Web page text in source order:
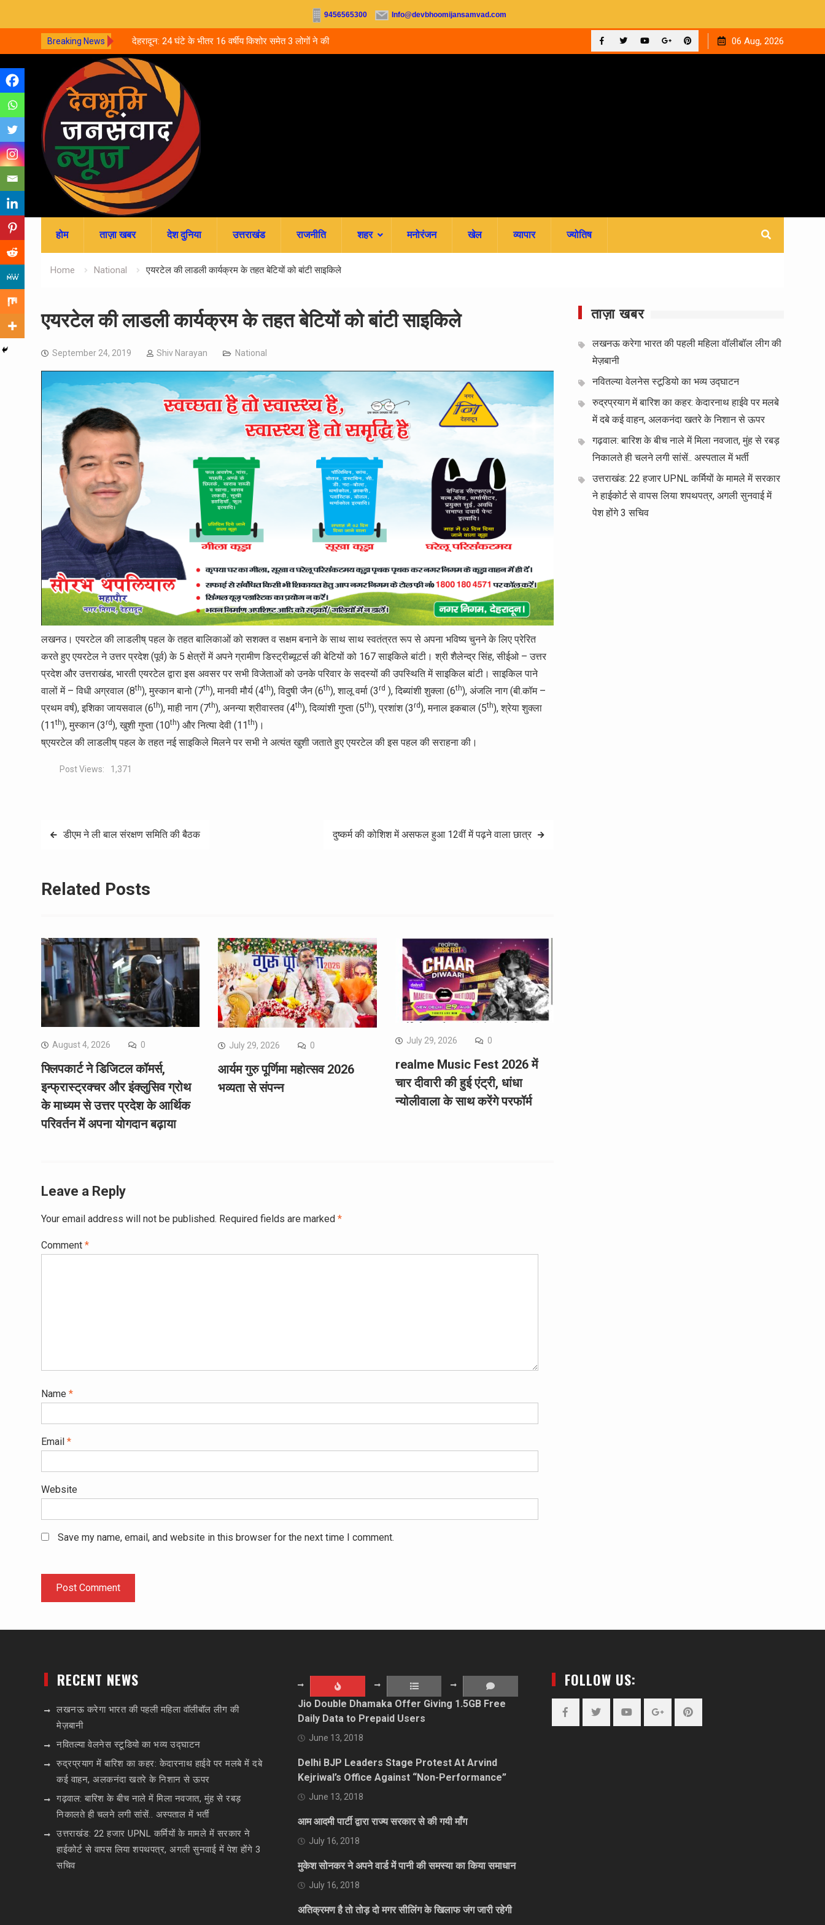
9456565300 Info@devbhoomijansamvad.com
Breaking News
केदार मंदिर, नवरात्र की पहली
खोज
देहरादून: 24 घंटे के भीतर 16 वर्षीय किशोर समेत 3 लोगों ने की
आत्महत्या, पुलिस जांच में जुटी
स्थायीकरण, 3500 शिक्षकों की पदोन्नति अटकी
12 सितंबर को देहरादून के न्यायालयों में लगेगी राष्ट्रीय लोक अदालत,
आपसी सहमति से होगा मुकदमों का निस्तारण
06 Aug, 2026
to
content
होम ताज़ा खबर देश दुनिया उत्तराखंड राजनीति शहर मनोरंजन खेल व्यापार ज्योतिष
Home National एयरटेल की लाडली कार्यक्रम के तहत बेटियों को बांटी साइकिले
एयरटेल की लाडली कार्यक्रम के तहत बेटियों को बांटी साइकिले
September 24, 2019 Shiv Narayan National
लखनउ। एयरटेल की लाडलीष् पहल के तहत बालिकाओं को सशक्त व सक्षम बनाने के साथ साथ स्वतंत्रत रूप से अपना भविष्य चुनने के लिए प्रेरित
करते हुए एयरटेल ने उत्तर प्रदेश (पूर्व) के 5 क्षेत्रों में अपने ग्रामीण डिस्ट्रीब्यूटर्स की बेटियों को 167 साइकिले बांटी। श्री शैलेन्द्र सिंह, सीईओ – उत्तर
प्रदेश और उत्तराखंड, भारती एयरटेल द्वारा इस अवसर पर सभी विजेताओं को उनके परिवार के सदस्यों की उपस्थिति में साइकिल बांटी। साइकिल पाने
वालों में – विधी अग्रवाल (8th), मुस्कान बानो (7th), मानवी मौर्य (4th), विदुषी जैन (6th), शालू वर्मा (3rd ), दिब्यांशी शुक्ला (6th), अंजलि नाग (बी.कॉम –
प्रथम वर्ष), इशिका जायसवाल (6th), माही नाग (7th), अनन्या श्रीवास्तव (4th), दिव्यांशी गुप्ता (5th), प्रशांश (3rd), मनाल इकबाल (5th), श्रेया शुक्ला
(11 th), मुस्कान (3rd), खुशी गुप्ता (10th) और नित्या देवी (11 th)।
ष्एयरटेल की लाडलीष् पहल के तहत नई साइकिले मिलने पर सभी ने अत्यंत खुशी जताते हुए एयरटेल की इस पहल की सराहना की।
Post Views: 1,371
Postडीएम ने ली बाल संरक्षण समिति की बैठक दुष्‍कर्म की कोशिश में असफल हुआ 12वीं में पढ़ने वाला छात्र
Related Posts
August 4, 2026 0
फ्लिपकार्ट ने डिजिटल कॉमर्स,
इन्फ्रास्ट्रक्चर और इंक्लुसिव ग्रोथ
के माध्यम से उत्तर प्रदेश के आर्थिक
परिवर्तन में अपना योगदान बढ़ाया
July 29, 2026 0
आर्यम गुरु पूर्णिमा महोत्सव 2026
भव्यता से संपन्न
July 29, 2026 0
realme Music Fest 2026 में
चार दीवारी की हुई एंट्री, धांधा
न्योलीवाला के साथ करेंगे परफॉर्म
Leave a Reply
Your email address will not be published. Required fields are marked *
Comment *
Name *
Email *
Website
Save my name, email, and website in this browser for the next time I comment.
ताज़ा खबर
लखनऊ करेगा भारत की पहली महिला वॉलीबॉल लीग की
मेज़बानी
नवितल्या वेलनेस स्टूडियो का भव्य उद्घाटन
रुद्रप्रयाग में बारिश का कहर: केदारनाथ हाईवे पर मलबे
में दबे कई वाहन, अलकनंदा खतरे के निशान से ऊपर
गढ़वाल: बारिश के बीच नाले में मिला नवजात, मुंह से रबड़
निकालते ही चलने लगी सांसें.. अस्पताल में भर्ती
उत्तराखंड: 22 हजार UPNL कर्मियों के मामले में सरकार
ने हाईकोर्ट से वापस लिया शपथपत्र, अगली सुनवाई में
पेश होंगे 3 सचिव
RECENT NEWS
लखनऊ करेगा भारत की पहली महिला वॉलीबॉल लीग की
मेज़बानी
नवितल्या वेलनेस स्टूडियो का भव्य उद्घाटन
रुद्रप्रयाग में बारिश का कहर: केदारनाथ हाईवे पर मलबे में दबे
कई वाहन, अलकनंदा खतरे के निशान से ऊपर
गढ़वाल: बारिश के बीच नाले में मिला नवजात, मुंह से रबड़
निकालते ही चलने लगी सांसें.. अस्पताल में भर्ती
उत्तराखंड: 22 हजार UPNL कर्मियों के मामले में सरकार ने
हाईकोर्ट से वापस लिया शपथपत्र, अगली सुनवाई में पेश होंगे 3
सचिव
Jio Double Dhamaka Offer Giving 1.5GB Free
Daily Data to Prepaid Users
June 13, 2018
Delhi BJP Leaders Stage Protest At Arvind
Kejriwal’s Office Against “Non-Performance”
June 13, 2018
आम आदमी पार्टी द्वारा राज्य सरकार से की गयी माँग
July 16, 2018
मुकेश सोनकर ने अपने वार्ड में पानी की समस्या का किया समाधान
July 16, 2018
अतिक्रमण है तो तोड़ दो मगर सीलिंग के खिलाफ जंग जारी रहेगी
FOLLOW US: